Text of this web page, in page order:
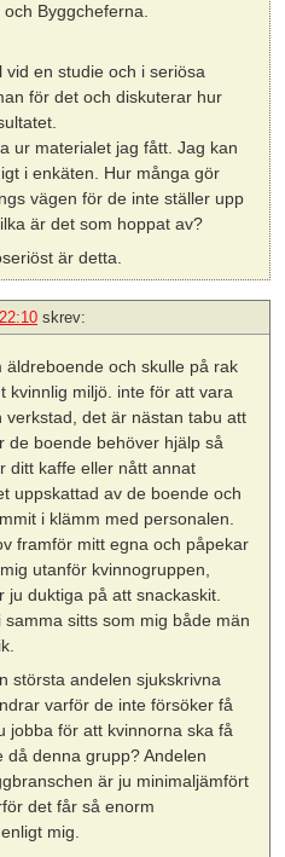
Byggcheferna.
en studie och i seriösa
för det och diskuterar hur
ur materialet jag fått. Jag kan
i enkäten. Hur många gör
vägen för de inte ställer upp
är det som hoppat av?
är detta.
skrev:
äldreboende och skulle på rak
kvinnlig miljö. inte för att vara
verkstad, det är nästan tabu att
de boende behöver hjälp så
ditt kaffe eller nått annat
uppskattad av de boende och
i klämm med personalen.
framför mitt egna och påpekar
utanför kvinnogruppen,
duktiga på att snackaskit.
sitts som mig både män
största andelen sjukskrivna
varför de inte försöker få
jobba för att kvinnorna ska få
denna grupp? Andelen
är ju minimaljämfört
det får så enorm
mig.